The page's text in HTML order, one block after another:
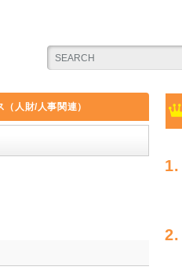
（人財/人事関連）